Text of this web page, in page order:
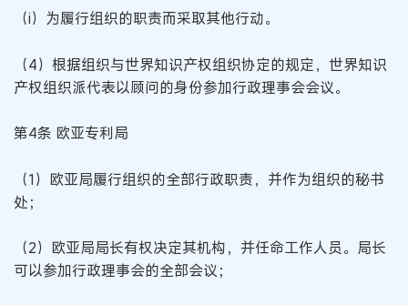
（i）为履行组织的职责而采取其他行动。
（4）根据组织与世界知识产权组织协定的规定，世界知识
产权组织派代表以顾问的身份参加行政理事会会议。
第4条 欧亚专利局
（1）欧亚局履行组织的全部行政职责，并作为组织的秘书
处；
（2）欧亚局局长有权决定其机构，并任命工作人员。局长
可以参加行政理事会的全部会议；